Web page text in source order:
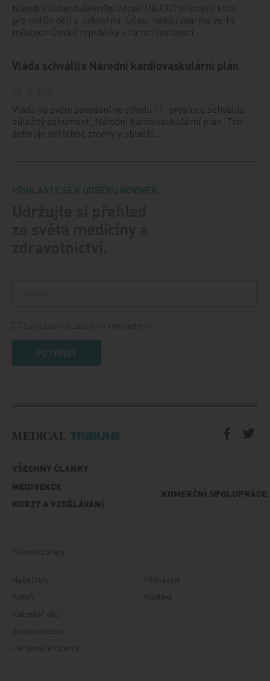
Národní ústav duševního zdraví (NUDZ) připravil kurs
pro rodiče dětí s úzkostmi. Účast nabízí zdarma ve 14
městech České republiky v rámci testovací…
Vláda schválila Národní kardiovaskulární plán
Vláda na svém zasedání ve středu 11. prosince schválila
důležitý dokument, Národní kardiovaskulární plán. Ten
definuje potřebné změny v oblasti…
PŘIHLASTE SE K ODBĚRU NOVINEK.
POTVRDIT
VŠECHNY ČLÁNKY
MEDISEKCE
KURZY A VZDĚLÁVÁNÍ
KOMERČNÍ SPOLUPRÁCE
Tiskové zprávy
Naše tituly
Autoři
Kalendář akcí
Znalostní testy
Personální inzerce
Přihlášení
Kontakt